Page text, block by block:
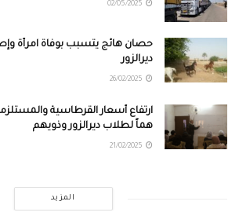
حصان هائج يتسبب بوفاة امرأة
ديرالزور
ارتفاع أسعار القرطاسية
هماً لطلاب ديرالزور وذويهم
المزيد